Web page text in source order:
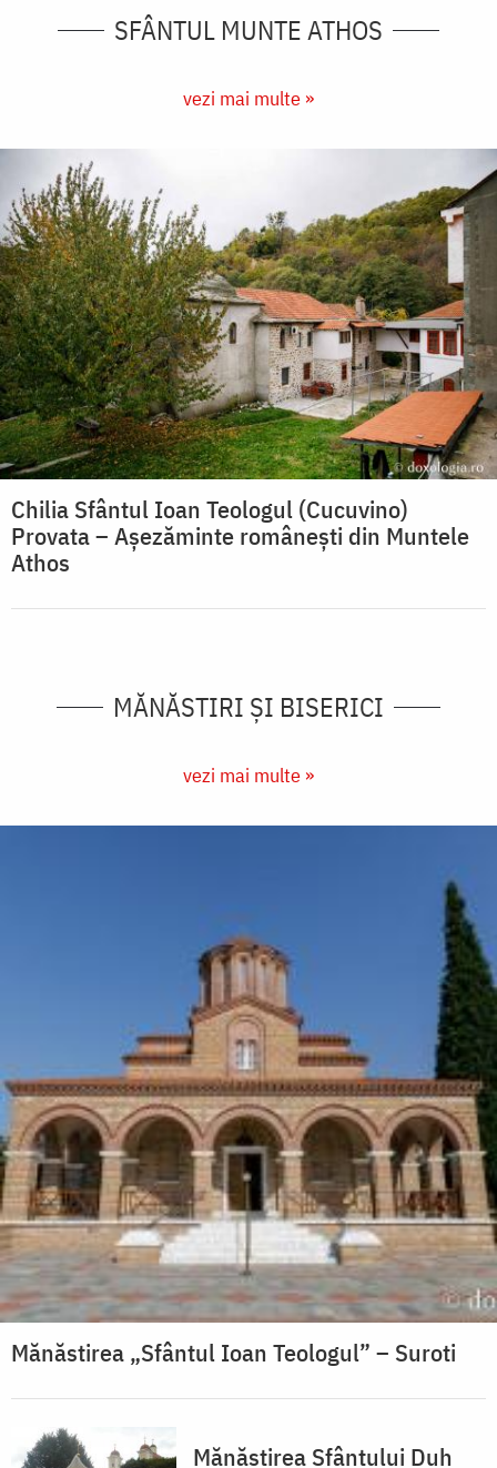
SFÂNTUL MUNTE ATHOS
vezi mai multe »
Chilia Sfântul Ioan Teologul (Cucuvino)
Provata – Așezăminte românești din Muntele
Athos
MĂNĂSTIRI ȘI BISERICI
vezi mai multe »
Mănăstirea „Sfântul Ioan Teologul” – Suroti
Mănăstirea Sfântului Duh